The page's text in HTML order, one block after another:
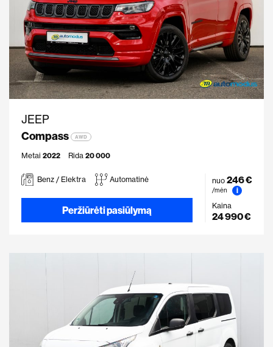
JEEP
Compass
AWD
Metai 2022 Rida 20 000
Benz / Elektra Automatinė
Peržiūrėti pasiūlymą
nuo 246 €
/mėn
i
Kaina
24 990 €